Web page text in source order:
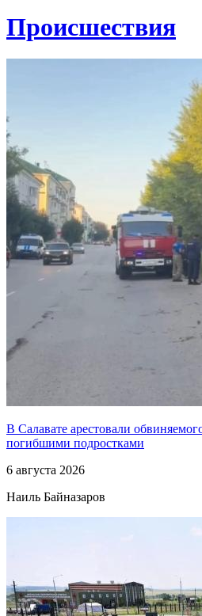
Проиcшествия
В Салавате арестовали
погибшими подростками
6 августа 2026
Наиль Байназаров